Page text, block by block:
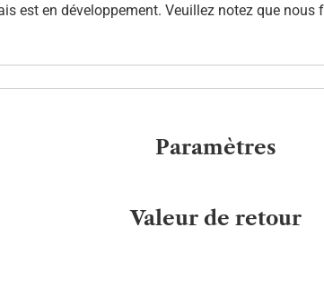
est en développement. Veuillez notez que
Paramètres
Valeur de retour